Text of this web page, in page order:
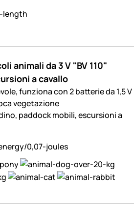
animali da 3 V "BV 110"
a cavallo
funziona con 2 batterie da 1,5 V
vegetazione
paddock mobili, escursioni a